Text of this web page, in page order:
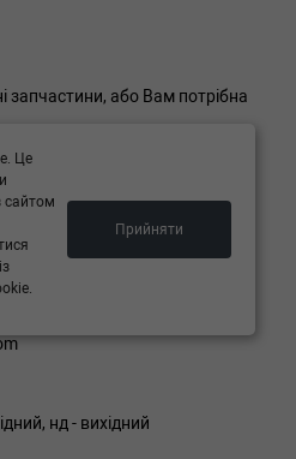
запчастини, або Вам потрібна
допоможемо
106а
нд - вихідний
Це
сайтом
Прийняти